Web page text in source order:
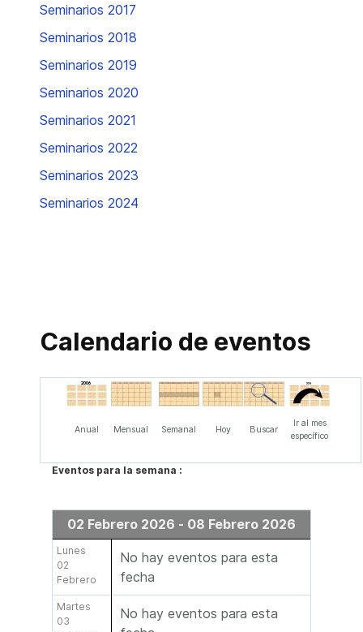
Seminarios 2017
Seminarios 2018
Seminarios 2019
Seminarios 2020
Seminarios 2021
Seminarios 2022
Seminarios 2023
Seminarios 2024
Calendario de eventos
Anual Mensual Semanal Hoy Buscar
Ir al mes
específico
Eventos para la semana :
02 Febrero 2026 - 08 Febrero 2026
Lunes
02
Febrero
No hay eventos para esta
fecha
Martes
03
No hay eventos para esta